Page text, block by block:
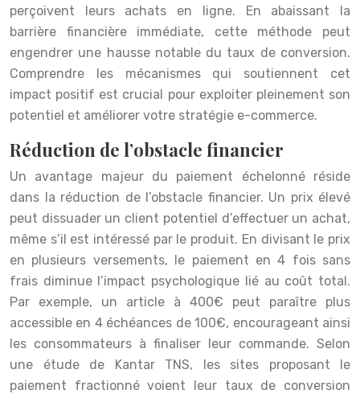
perçoivent leurs achats en ligne. En abaissant la
barrière financière immédiate, cette méthode peut
engendrer une hausse notable du taux de conversion.
Comprendre les mécanismes qui soutiennent cet
impact positif est crucial pour exploiter pleinement son
potentiel et améliorer votre stratégie e-commerce.
Réduction de l’obstacle financier
Un avantage majeur du paiement échelonné réside
dans la réduction de l’obstacle financier. Un prix élevé
peut dissuader un client potentiel d’effectuer un achat,
même s’il est intéressé par le produit. En divisant le prix
en plusieurs versements, le paiement en 4 fois sans
frais diminue l’impact psychologique lié au coût total.
Par exemple, un article à 400€ peut paraître plus
accessible en 4 échéances de 100€, encourageant ainsi
les consommateurs à finaliser leur commande. Selon
une étude de Kantar TNS, les sites proposant le
paiement fractionné voient leur taux de conversion